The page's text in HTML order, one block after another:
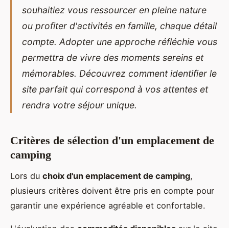
souhaitiez vous ressourcer en pleine nature
ou profiter d'activités en famille, chaque détail
compte. Adopter une approche réfléchie vous
permettra de vivre des moments sereins et
mémorables. Découvrez comment identifier le
site parfait qui correspond à vos attentes et
rendra votre séjour unique.
Critères de sélection d'un emplacement de
camping
Lors du choix d'un emplacement de camping,
plusieurs critères doivent être pris en compte pour
garantir une expérience agréable et confortable.